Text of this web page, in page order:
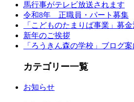
馬行事がテレビ放送されます
令和8年 正職員・パート募集
「こどものたまりば事業」募
新年のご挨拶
「ろうきん森の学校」ブログ案
カテゴリー一覧
お知らせ